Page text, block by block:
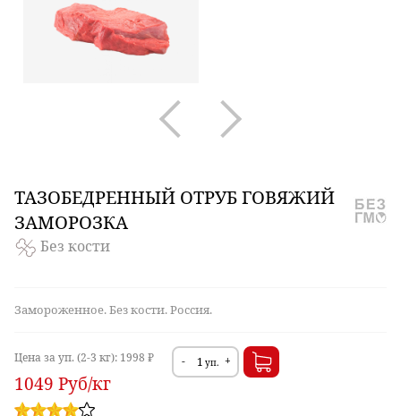
ТАЗОБЕДРЕННЫЙ ОТРУБ ГОВЯЖИЙ
ЗАМОРОЗКА
Без кости
Замороженное. Без кости. Россия.
Цена за уп. (2-3 кг): 1998 ₽
1049 Руб/кг
- +
уп.